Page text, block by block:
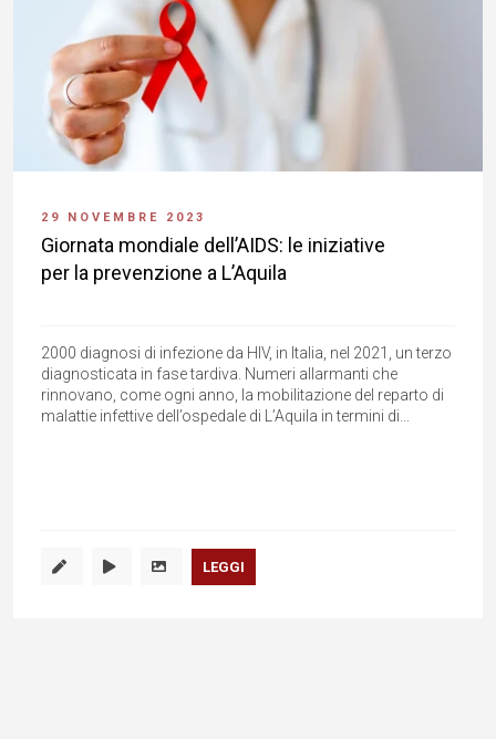
29 NOVEMBRE 2023
Giornata mondiale dell’AIDS: le iniziative
per la prevenzione a L’Aquila
2000 diagnosi di infezione da HIV, in Italia, nel 2021, un terzo
diagnosticata in fase tardiva. Numeri allarmanti che
rinnovano, come ogni anno, la mobilitazione del reparto di
malattie infettive dell’ospedale di L’Aquila in termini di...
LEGGI